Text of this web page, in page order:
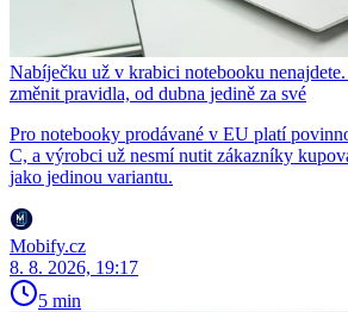
Nabíječku už v krabici notebooku
změnit pravidla, od dubna jedině za své
Pro notebooky prodávané v EU platí
C, a výrobci už nesmí nutit zákazníky
jako jedinou variantu.
Mobify.cz
8. 8. 2026, 19:17
5 min